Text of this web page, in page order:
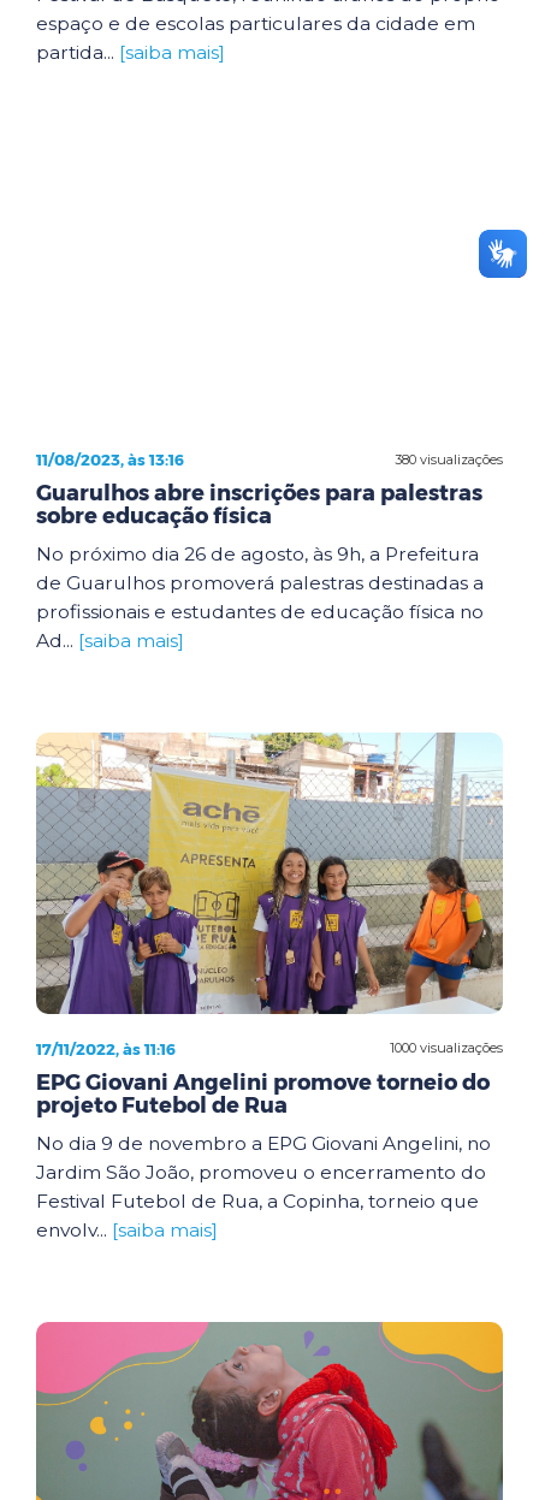
espaço e de escolas particulares da cidade em
partida... [saiba mais]
380 visualizações
11/08/2023, às 13:16
Guarulhos abre inscrições para palestras
sobre educação física
No próximo dia 26 de agosto, às 9h, a Prefeitura
de Guarulhos promoverá palestras destinadas a
profissionais e estudantes de educação física no
Ad... [saiba mais]
1000 visualizações
17/11/2022, às 11:16
EPG Giovani Angelini promove torneio do
projeto Futebol de Rua
No dia 9 de novembro a EPG Giovani Angelini, no
Jardim São João, promoveu o encerramento do
Festival Futebol de Rua, a Copinha, torneio que
envolv... [saiba mais]